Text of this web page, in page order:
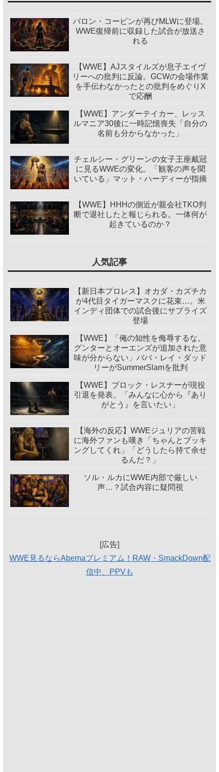
バロン・コービンが再びMLWに登場。
WWE復帰前に収録した試合が放送さ
れる
【WWE】AJスタイルズが息子エイヴ
リーへの批判に反論。GCWの会場作業
を手伝わなかったとの批判をめぐりX
で応酬
【WWE】アンダーテイカー、レッス
ルマニア30後に一時記憶喪失「自分の
名前も分からなかった」
チェルシー・グリーンの女子王座戴冠
に見るWWEの変化。「観客の声を聞
いている」マット・ハーディーが指摘
【WWE】HHHの側近が親会社TKO判
断で退社したと報じられる。一体何が
起きているのか？
人気記事
【新日本プロレス】オカダ・カズチカ
が4代目タイガーマスクに花束…。米
インディ団体での試合後にサプライズ
登場
【WWE】「俺の知性を侮辱するな。
グンターとオーエンズが追加された意
味が分からない」ババ・レイ・ダッド
リーがSummerSlamを批判
【WWE】ブロック・レスナーが現役
引退を発表。「みんなに心から『あり
がとう』を言いたい」
【海外の反応】WWEジュリアの苦戦
に海外ファンも嘆き「ちゃんとブッキ
ングしてくれ」「どうしたら持て余せ
るんだ？」
ソル・ルカにWWE内部で厳しい
声…？試合内容に疑問視
[広告]
WWE見るならAbemaプレミアム！RAW・SmackDown配
信中、PPVも